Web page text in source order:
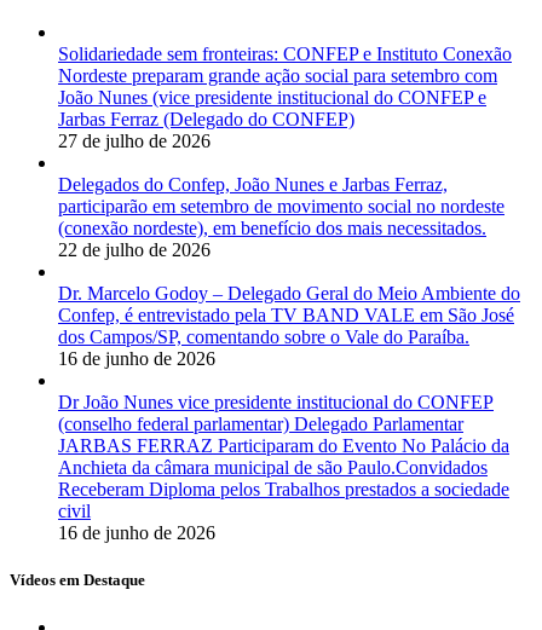
Solidariedade sem fronteiras: CONFEP e Instituto Conexão
Nordeste preparam grande ação social para setembro com
João Nunes (vice presidente institucional do CONFEP e
Jarbas Ferraz (Delegado do CONFEP)
27 de julho de 2026
Delegados do Confep, João Nunes e Jarbas Ferraz,
participarão em setembro de movimento social no nordeste
(conexão nordeste), em benefício dos mais necessitados.
22 de julho de 2026
Dr. Marcelo Godoy – Delegado Geral do Meio Ambiente do
Confep, é entrevistado pela TV BAND VALE em São José
dos Campos/SP, comentando sobre o Vale do Paraíba.
16 de junho de 2026
Dr João Nunes vice presidente institucional do CONFEP
(conselho federal parlamentar) Delegado Parlamentar
JARBAS FERRAZ Participaram do Evento No Palácio da
Anchieta da câmara municipal de são Paulo.Convidados
Receberam Diploma pelos Trabalhos prestados a sociedade
civil
16 de junho de 2026
Vídeos em Destaque